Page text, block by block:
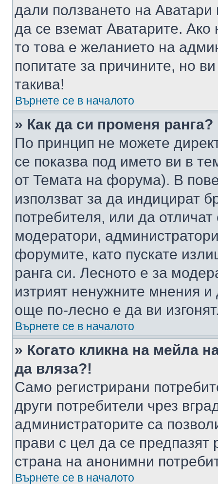
дали ползването на
да се вземат Аватарите.
то това е желанието на
попитате за причините, но
такива!
Върнете се в началото
» Как да си променя ранга?
По принцип не можете
се показва под името ви в
от Темата на форума). В
използват за да индицират
потребителя, или да
модератори,
форумите, като пускате
ранга си. Лесното е за
изтрият ненужните мнения
още по-лесно е да ви
Върнете се в началото
» Когато кликна на мейла
да вляза?!
Само регистрирани
други потребители чрез
администраторите са
прави с цел да се предпазят
страна на анонимни
Върнете се в началото